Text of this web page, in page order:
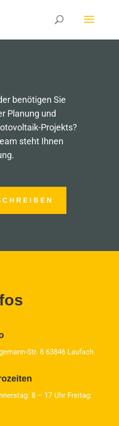
benötigen Sie
Planung und
Projekts?
steht Ihnen
Str. 8 63846 Laufach
8 – 17 Uhr Freitag: